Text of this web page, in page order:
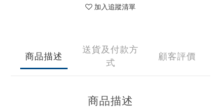
加入追蹤清單
商品描述
送貨及付款方
式
顧客評價
商品描述